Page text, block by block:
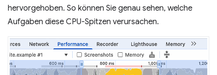
hervorgehoben. So können Sie genau sehen, welche
Aufgaben diese CPU-Spitzen verursachen.